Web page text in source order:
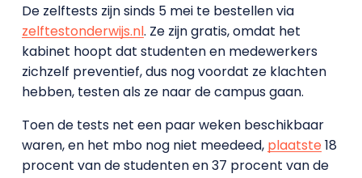
De zelftests zijn sinds 5 mei te bestellen via
zelftestonderwijs.nl. Ze zijn gratis, omdat het
kabinet hoopt dat studenten en medewerkers
zichzelf preventief, dus nog voordat ze klachten
hebben, testen als ze naar de campus gaan.
Toen de tests net een paar weken beschikbaar
waren, en het mbo nog niet meedeed, plaatste18
procent van de studenten en 37 procent van de